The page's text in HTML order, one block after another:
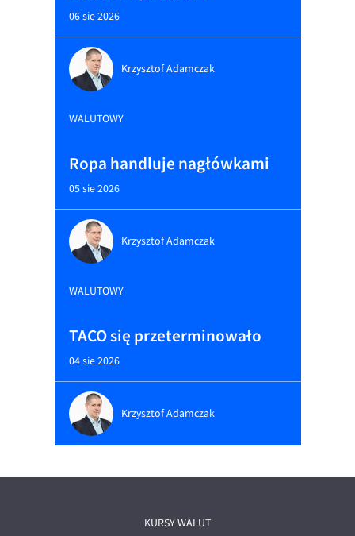
06 sie 2026
Krzysztof Adamczak
WALUTOWY
Ropa handluje nagłówkami
05 sie 2026
Krzysztof Adamczak
WALUTOWY
TACO się przeterminowało
04 sie 2026
Krzysztof Adamczak
KURSY WALUT